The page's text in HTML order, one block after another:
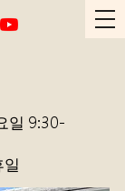
일 9:30-